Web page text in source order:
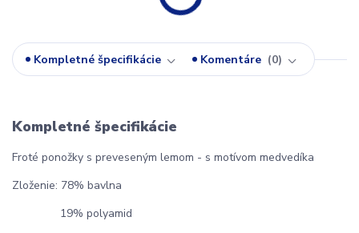
Kompletné špecifikácie Komentáre 0
Kompletné špecifikácie
Froté ponožky s preveseným lemom - s motívom medvedíka
Zloženie: 78% bavlna
19% polyamid